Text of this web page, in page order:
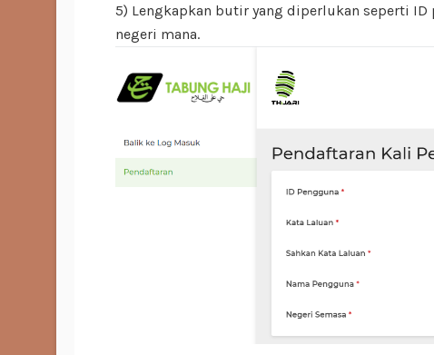
5) Lengkapkan butir yang diperlukan seperti
negeri mana.